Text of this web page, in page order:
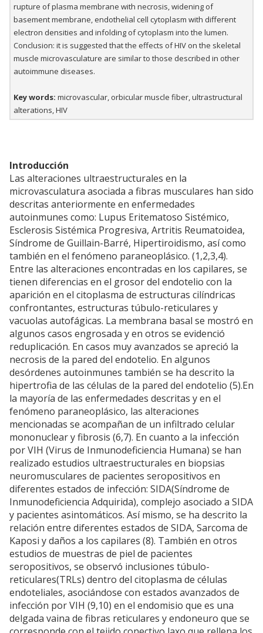
rupture of plasma membrane with necrosis, widening of
basement membrane, endothelial cell cytoplasm with different
electron densities and infolding of cytoplasm into the lumen.
Conclusion: it is suggested that the effects of HIV on the skeletal
muscle microvasculature are similar to those described in other
autoimmune diseases.
Key words: microvascular, orbicular muscle fiber, ultrastructural
alterations, HIV
Introducción
Las alteraciones ultraestructurales en la
microvasculatura asociada a fibras musculares han sido
descritas anteriormente en enfermedades
autoinmunes como: Lupus Eritematoso Sistémico,
Esclerosis Sistémica Progresiva, Artritis Reumatoidea,
Síndrome de Guillain-Barré, Hipertiroidismo, así como
también en el fenómeno paraneoplásico. (1,2,3,4).
Entre las alteraciones encontradas en los capilares, se
tienen diferencias en el grosor del endotelio con la
aparición en el citoplasma de estructuras cilíndricas
confrontantes, estructuras túbulo-reticulares y
vacuolas autofágicas. La membrana basal se mostró en
algunos casos engrosada y en otros se evidenció
reduplicación. En casos muy avanzados se apreció la
necrosis de la pared del endotelio. En algunos
desórdenes autoinmunes también se ha descrito la
hipertrofia de las células de la pared del endotelio (5).En
la mayoría de las enfermedades descritas y en el
fenómeno paraneoplásico, las alteraciones
mencionadas se acompañan de un infiltrado celular
mononuclear y fibrosis (6,7). En cuanto a la infección
por VIH (Virus de Inmunodeficiencia Humana) se han
realizado estudios ultraestructurales en biopsias
neuromusculares de pacientes seropositivos en
diferentes estados de infección: SIDA(Síndrome de
Inmunodeficiencia Adquirida), complejo asociado a SIDA
y pacientes asintomáticos. Así mismo, se ha descrito la
relación entre diferentes estados de SIDA, Sarcoma de
Kaposi y daños a los capilares (8). También en otros
estudios de muestras de piel de pacientes
seropositivos, se observó inclusiones túbulo-
reticulares(TRLs) dentro del citoplasma de células
endoteliales, asociándose con estados avanzados de
infección por VIH (9,10) en el endomisio que es una
delgada vaina de fibras reticulares y endoneuro que se